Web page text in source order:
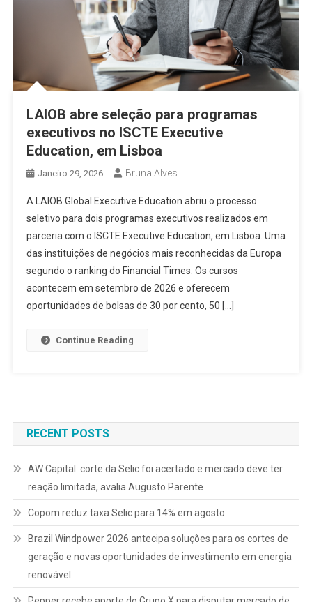
LAIOB abre seleção para programas
executivos no ISCTE Executive
Education, em Lisboa
Janeiro 29, 2026 Bruna Alves
A LAIOB Global Executive Education abriu o processo
seletivo para dois programas executivos realizados em
parceria com o ISCTE Executive Education, em Lisboa. Uma
das instituições de negócios mais reconhecidas da Europa
segundo o ranking do Financial Times. Os cursos
acontecem em setembro de 2026 e oferecem
oportunidades de bolsas de 30 por cento, 50 […]
Continue Reading
RECENT POSTS
AW Capital: corte da Selic foi acertado e mercado deve ter
reação limitada, avalia Augusto Parente
Copom reduz taxa Selic para 14% em agosto
Brazil Windpower 2026 antecipa soluções para os cortes de
geração e novas oportunidades de investimento em energia
renovável